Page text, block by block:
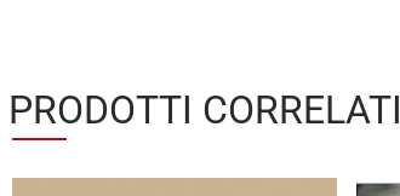
PRODOTTI CORRELATI